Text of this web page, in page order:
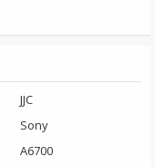
JJC
Sony
A6700